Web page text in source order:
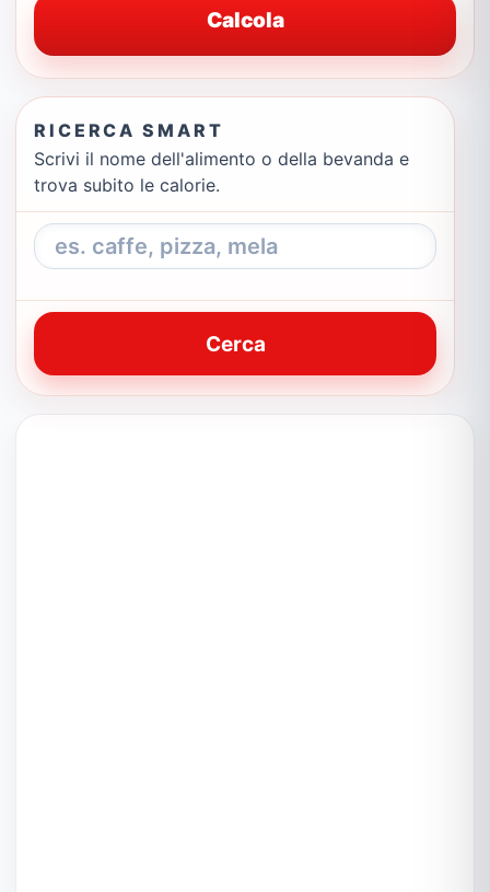
Calcola
RICERCA SMART
Scrivi il nome dell'alimento o della bevanda e
trova subito le calorie.
Cerca